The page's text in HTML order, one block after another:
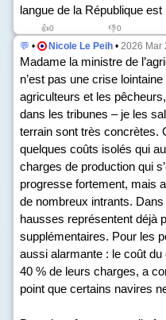
langue de la République
👍0 👎0
💬 • Nicole Le Peih • 2026 Mar
Madame la ministre de
n’est pas une crise
agriculteurs et les
dans les tribunes – je les
terrain sont très concrètes.
quelques coûts isolés qui
charges de production qui
progresse fortement, mais
de nombreux intrants.
hausses représentent déjà
supplémentaires. Pour les
aussi alarmante : le coût du
40 % de leurs charges, a
point que certains navires